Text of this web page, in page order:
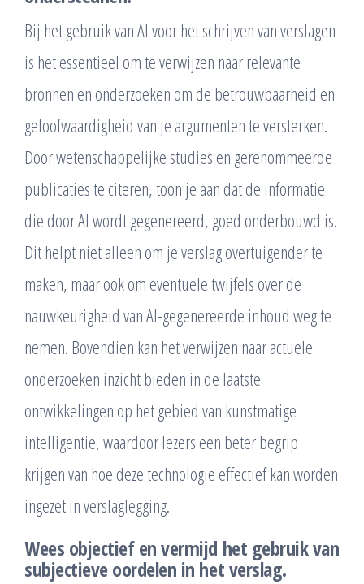
Bij het gebruik van AI voor het schrijven van verslagen
is het essentieel om te verwijzen naar relevante
bronnen en onderzoeken om de betrouwbaarheid en
geloofwaardigheid van je argumenten te versterken.
Door wetenschappelijke studies en gerenommeerde
publicaties te citeren, toon je aan dat de informatie
die door AI wordt gegenereerd, goed onderbouwd is.
Dit helpt niet alleen om je verslag overtuigender te
maken, maar ook om eventuele twijfels over de
nauwkeurigheid van AI-gegenereerde inhoud weg te
nemen. Bovendien kan het verwijzen naar actuele
onderzoeken inzicht bieden in de laatste
ontwikkelingen op het gebied van kunstmatige
intelligentie, waardoor lezers een beter begrip
krijgen van hoe deze technologie effectief kan worden
ingezet in verslaglegging.
Wees objectief en vermijd het gebruik van
subjectieve oordelen in het verslag.